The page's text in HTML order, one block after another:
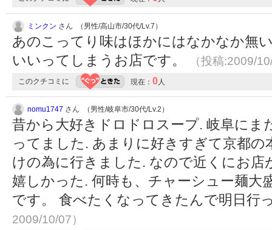
ミンクン さん （男性/高山市/30代/Lv.7）
あのこってり味はほかにはなかなか無
いいってしまうお店です。
（投稿:2009/
このクチコミに 現在： 0人
nomu1747 さん （男性/岐阜市/30代/Lv.2）
昔から大好きドロドロスープ. 岐阜にま
ってました. あまりに好きすぎて京都
けの為に行きました. なので近くにお店
嬉しかった. 何時も、チャーシュー麺大
です。 食べたくなってきたんで明日行
2009/10/07）